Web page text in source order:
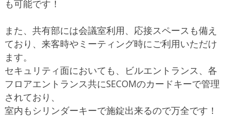
も可能です！
また、共有部には会議室利用、応接スペースも備え
ており、来客時やミーティング時にご利用いただけ
ます。
セキュリティ面においても、ビルエントランス、各
フロアエントランス共にSECOMのカードキーで管理
されており、
室内もシリンダーキーで施錠出来るので万全です！